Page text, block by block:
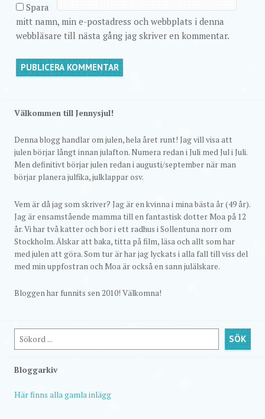
Spara
mitt namn, min e-postadress och webbplats i denna
webbläsare till nästa gång jag skriver en kommentar.
Välkommen till Jennysjul!
Denna blogg handlar om julen, hela året runt! Jag vill visa att
julen börjar långt innan julafton. Numera redan i Juli med Jul i Juli.
Men definitivt börjar julen redan i augusti/september när man
börjar planera julfika, julklappar osv.
Vem är då jag som skriver? Jag är en kvinna i mina bästa år (49 år).
Jag är ensamstående mamma till en fantastisk dotter Moa på 12
år. Vi har två katter och bor i ett radhus i Sollentuna norr om
Stockholm. Älskar att baka, titta på film, läsa och allt som har
med julen att göra. Som tur är har jag lyckats i alla fall till viss del
med min uppfostran och Moa är också en sann julälskare.
Bloggen har funnits sen 2010! Välkomna!
Sök SÖK
Bloggarkiv
Här finns alla gamla inlägg